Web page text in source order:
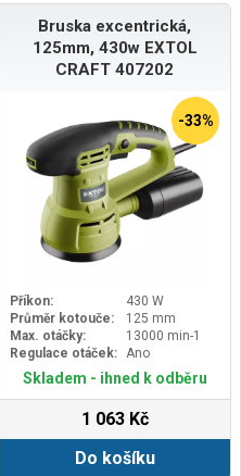
Bruska excentrická,
125mm, 430w EXTOL
CRAFT 407202
-33%
Příkon:
430 W
Průměr kotouče:
125 mm
Max. otáčky:
13000 min-1
Regulace otáček:
Ano
Skladem - ihned k odběru
1 063 Kč
Do košíku